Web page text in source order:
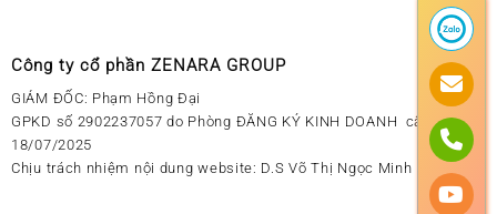
Công ty cổ phần ZENARA GROUP
GIÁM ĐỐC: Phạm Hồng Đại
GPKD số 2902237057 do Phòng ĐĂNG KÝ KINH DOANH cấp ngày
18/07/2025
Chịu trách nhiệm nội dung website: D.S Võ Thị Ngọc Minh